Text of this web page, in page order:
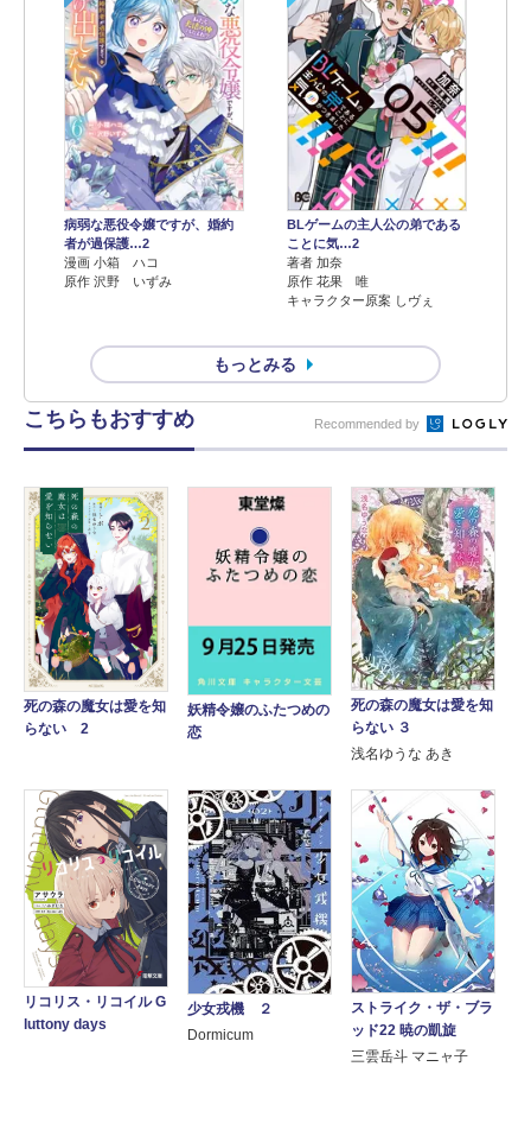
病弱な悪役令嬢ですが、婚約
者が過保護…2
漫画 小箱 ハコ
原作 沢野 いずみ
BLゲームの主人公の弟である
ことに気…2
著者 加奈
原作 花果 唯
キャラクター原案 しヴぇ
もっとみる
こちらもおすすめ Recommended by
死の森の魔女は愛を知
らない 2
妖精令嬢のふたつめの
恋
死の森の魔女は愛を知
らない ３
浅名ゆうな あき
リコリス・リコイル G
luttony days
少女戎機 ２
Dormicum
ストライク・ザ・ブラ
ッド22 暁の凱旋
三雲岳斗 マニャ子